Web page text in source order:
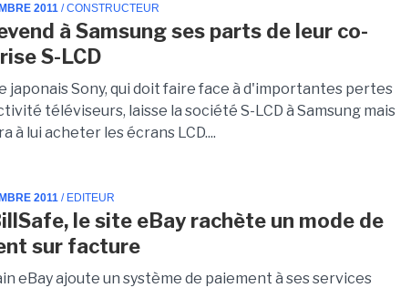
2011 / CONSTRUCTEUR
à Samsung ses parts de leur co-
S-LCD
japonais Sony, qui doit faire face à d'importantes pertes
téléviseurs, laisse la société S-LCD à Samsung mais
à lui acheter les écrans LCD....
2011 / EDITEUR
le site eBay rachète un mode de
sur facture
eBay ajoute un système de paiement à ses services